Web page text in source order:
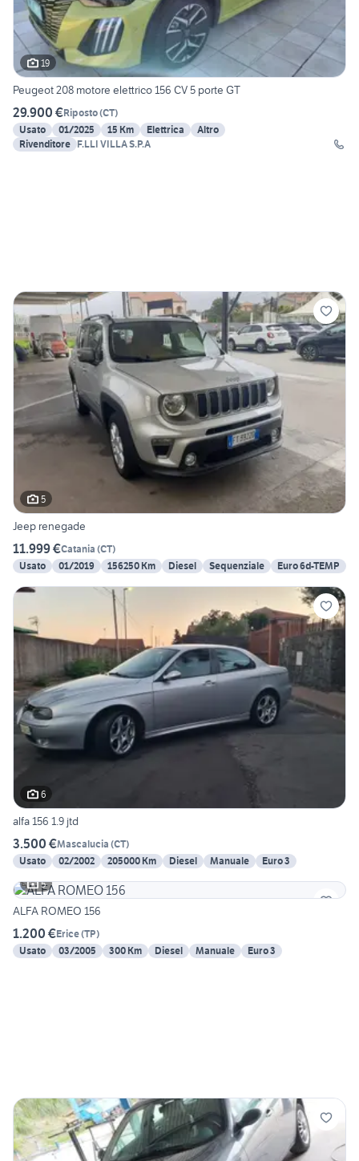
19
Peugeot 208 motore elettrico 156 CV 5 porte GT
29.900 €Riposto(CT)
Usato
01/2025 15 Km Elettrica
Altro
Rivenditore F.LLI VILLA S.P.A
5
Jeep renegade
11.999 €Catania (CT)
Usato
01/2019 156250 Km Diesel Sequenziale Euro 6d-TEMP
6
alfa 156 1.9 jtd
3.500 €Mascalucia (CT)
Usato
02/2002 205000 Km Diesel Manuale
Euro 3
5
ALFA ROMEO 156
1.200 €Erice(TP)
Usato
03/2005 300 Km Diesel Manuale Euro 3